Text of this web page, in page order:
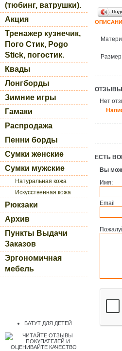
(тюбинг, ватрушки).
Акция
Тренажер кузнечик,
Пого Стик, Pogo
Stick, погостик.
Квады
Лонгборды
Зимние игры
Гамаки
Распродажа
Пенни борды
Сумки женские
Сумки мужские
Натуральная кожа
Искусственная кожа
Рюкзаки
Архив
Пункты Выдачи
Заказов
Эргономичная
мебель
БАТУТ ДЛЯ ДЕТЕЙ
Размер
ОТЗЫВЫ
Нет
ЕСТЬ
Вы
Имя:
Email